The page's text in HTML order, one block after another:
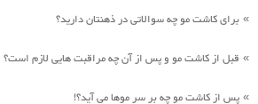
» برای کاشت مو چه سوالاتی در ذهنتان دارید؟
» قبل از کاشت مو و پس از آن چه مراقبت هایی لازم است؟
» پس از کاشت مو چه بر سر موها می آید؟!